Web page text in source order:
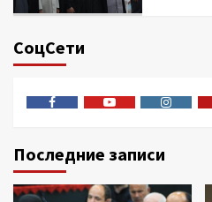
СоцСети
Последние записи